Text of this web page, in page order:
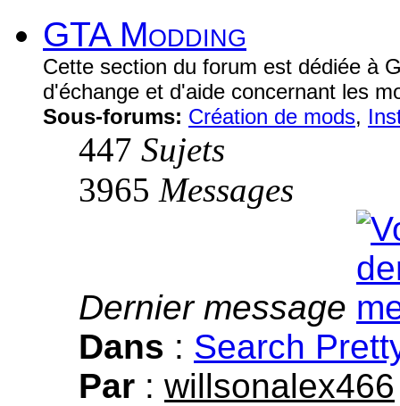
GTA Modding
Cette section du forum est dédiée à
d'échange et d'aide concernant les
Sous-forums: Création de mods,
447 Sujets
3965 Messages
Dernier message
Dans : Search
Par : willsonalex466